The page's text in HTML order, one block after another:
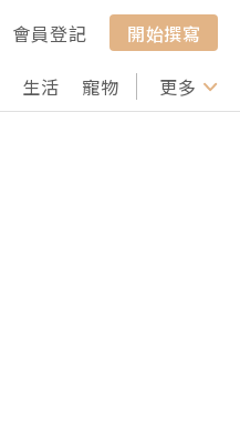
會員登記
開始撰寫
生活 寵物 行山 打卡
更多